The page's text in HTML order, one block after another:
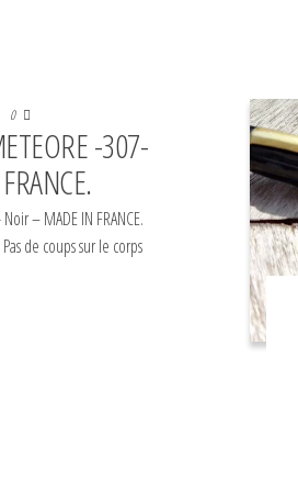
0
-307-
Noir – MADE IN FRANCE.
de coups sur le corps